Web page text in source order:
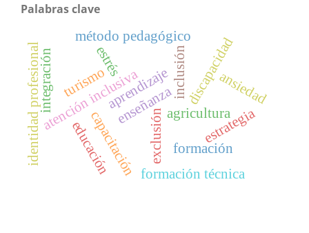
Palabras clave
formación
atención inclusiva
identidad profesional enseñanza
aprendizajeinclusión
exclusión
discapacidad
capacitación
estrés
ansiedad
método pedagógico
agricultura
formación técnica
turismo
educación
integración
estrategia